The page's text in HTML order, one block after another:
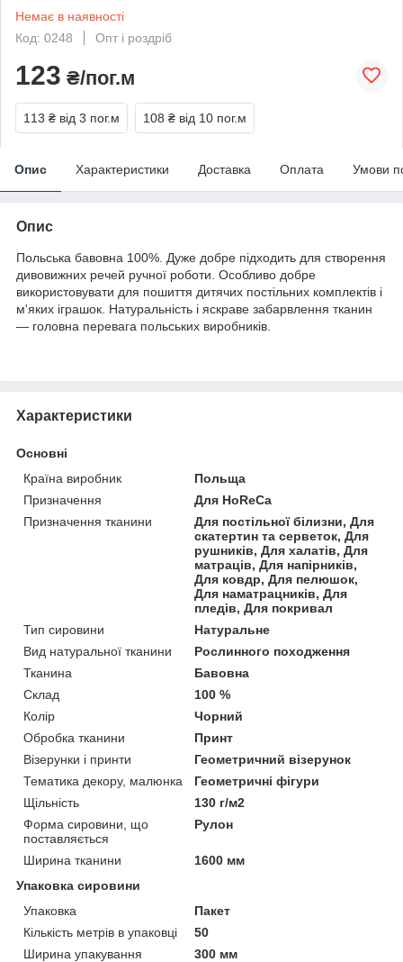
Немає в наявності
Код: 0248
Опт і роздріб
123 ₴/пог.м
113 ₴ від 3 пог.м 108 ₴ від 10 пог.м
Опис Характеристики Доставка Оплата Умови
Опис
Польська бавовна 100%. Дуже добре підходить для створення
дивовижних речей ручної роботи. Особливо добре
використовувати для пошиття дитячих постільних комплектів і
м'яких іграшок. Натуральність і яскраве забарвлення тканин
— головна перевага польських виробників.
Характеристики
Основні
Країна виробник
Польща
Призначення
Для HoReCa
Призначення тканини
Для постільної білизни, Для
скатертин та серветок, Для
рушників, Для халатів, Для
матраців, Для напірників,
Для ковдр, Для пелюшок,
Для наматрацників, Для
пледів, Для покривал
Тип сировини
Натуральне
Вид натуральної тканини
Рослинного походження
Тканина
Бавовна
Склад
100 %
Колір
Чорний
Обробка тканини
Принт
Візерунки і принти
Геометричний візерунок
Тематика декору, малюнка
Геометричні фігури
Щільність
130 г/м2
Форма сировини, що
поставляється
Рулон
Ширина тканини
1600 мм
Упаковка сировини
Упаковка
Пакет
Кількість метрів в упаковці
50
Ширина упакування
300 мм